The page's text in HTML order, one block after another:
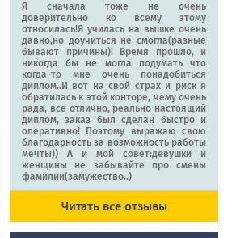
Я сначала тоже не очень
доверительно ко всему этому
относилась!Я училась на вышке очень
давно,но доучиться не смогла(разные
бывают причины)! Время прошло, и
никогда бы не могла подумать что
когда-то мне очень понадобиться
диплом..И вот на свой страх и риск я
обратилась к этой конторе, чему очень
рада, всё отлично, реально настоящий
диплом, заказ был сделан быстро и
оперативно! Поэтому выражаю свою
благодарность за возможность работы
мечты)) А и мой совет:девушки и
женщины не забывайте про смены
фамилии(замужество..)
Читать все отзывы